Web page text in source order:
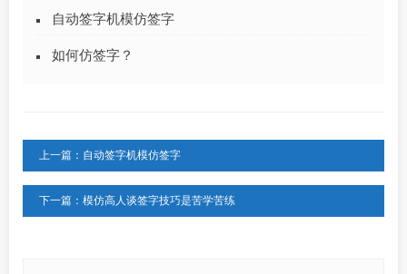
自动签字机模仿签字
如何仿签字？
上一篇：自动签字机模仿签字
下一篇：模仿高人谈签字技巧是苦学苦练